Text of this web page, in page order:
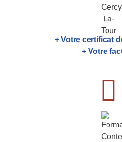
+ Votre certificat
+ Votre